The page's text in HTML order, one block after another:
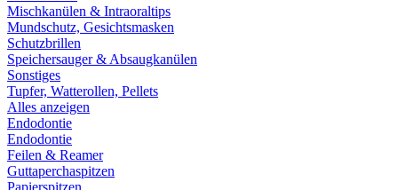
Mischkanülen & Intraoraltips
Mundschutz, Gesichtsmasken
Schutzbrillen
Speichersauger & Absaugkanülen
Sonstiges
Tupfer, Watterollen, Pellets
Alles anzeigen
Endodontie
Endodontie
Feilen & Reamer
Guttaperchaspitzen
Papierspitzen